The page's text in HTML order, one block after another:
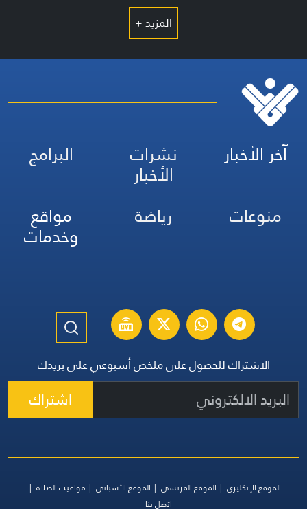
المزيد +
آخر الأخبار نشرات
الأخبار
البرامج
منوعات
رياضة مواقع
وخدمات
الاشتراك للحصول على ملخص أسبوعي على بريدك
اشتراك
الموقع الإنكليزي الموقع الفرنسي الموقع الأسباني
مواقيت الصلاة
اتصل بنا